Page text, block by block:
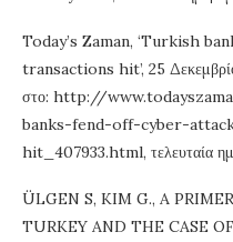
Today’s Zaman, ‘Turkish
transactions hit’, 25
στο: http://
banks-fend-off-cyber-
hit_407933.html, τελευταία
ÜLGEN S, KIM G., A
TURKEY AND THE CASE